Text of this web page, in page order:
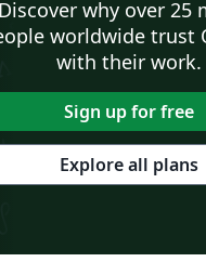
Discover why over 25
worldwide trust
with their work.
Sign up for free
Explore all plans